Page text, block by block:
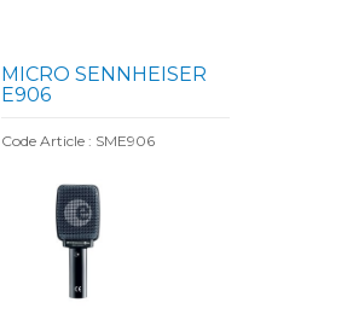
MICRO SENNHEISER
E906
Code Article : SME906